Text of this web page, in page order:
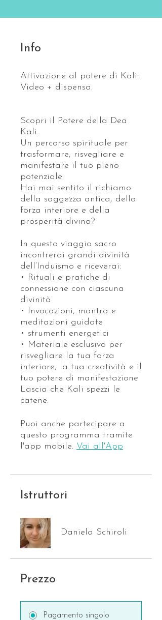
Info
Attivazione al potere di Kali:
Video + dispensa.
Scopri il Potere della Dea
Kali.
Un percorso spirituale per
trasformare, risvegliare e
manifestare il tuo pieno
potenziale.
Hai mai sentito il richiamo
della saggezza antica, della
forza interiore e della
prosperità divina?
In questo viaggio sacro
incontrerai grandi divinità
dell’Induismo e riceverai:
• Rituali e pratiche di
connessione con ciascuna
divinità
• Invocazioni, mantra e
meditazioni guidate
• strumenti energetici
• Materiale esclusivo per
risvegliare la tua forza
interiore, la tua creatività e il
tuo potere di manifestazione
Lascia che Kali spezzi le
catene.
Puoi anche partecipare a
questo programma tramite
l'app mobile. Vai all'App
Istruttori
Daniela Schiroli
Prezzo
Pagamento singolo